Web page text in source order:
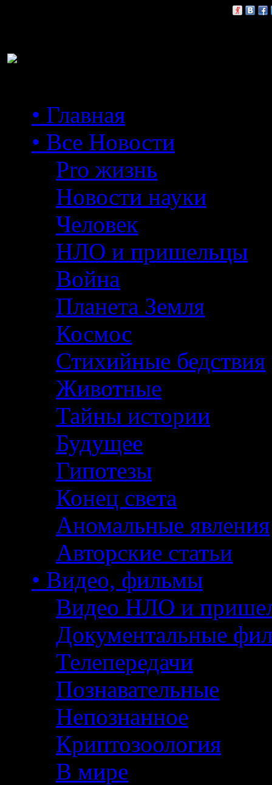
• Главная
• Все Новости
Pro жизнь
Новости науки
Человек
НЛО и пришельцы
Война
Планета Земля
Космос
Стихийные бедствия
Животные
Тайны истории
Будущее
Гипотезы
Конец света
Аномальные явления
Авторские статьи
• Видео, фильмы
Видео НЛО и
Документальные
Телепередачи
Познавательные
Непознанное
Криптозоология
В мире